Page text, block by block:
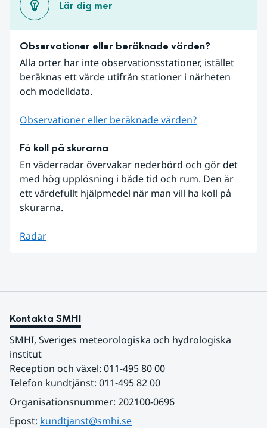
Lär dig mer
Observationer eller beräknade värden?
Alla orter har inte observationsstationer, istället
beräknas ett värde utifrån stationer i närheten
och modelldata.
Observationer eller beräknade värden?
Få koll på skurarna
En väderradar övervakar nederbörd och gör det
med hög upplösning i både tid och rum. Den är
ett värdefullt hjälpmedel när man vill ha koll på
skurarna.
Radar
Kontakta SMHI
SMHI, Sveriges meteorologiska och hydrologiska
institut
Reception och växel: 011-495 80 00
Telefon kundtjänst: 011-495 82 00
Organisationsnummer: 202100-0696
Epost: kundtjanst@smhi.se